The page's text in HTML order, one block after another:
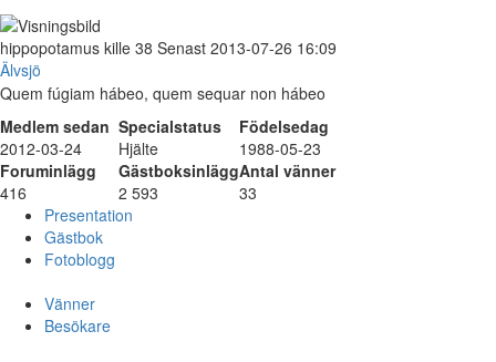
hippopotamus kille 38 Senast 2013-07-26 16:09
Älvsjö
Quem fúgiam hábeo, quem sequar non hábeo
Medlem sedan Specialstatus
Födelsedag
2012-03-24
Hjälte
1988-05-23
Foruminlägg
GästboksinläggAntal vänner
416
2 593
33
Presentation
Gästbok
Fotoblogg
Vänner
Besökare